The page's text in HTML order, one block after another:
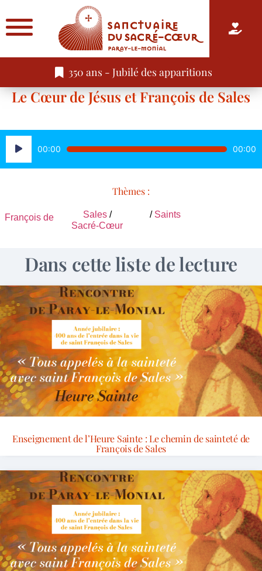
350 ans - Jubilé des apparitions
Le Cœur de Jésus et François de Sales
audio
00:00 00:00
Thèmes :
François de Sales/
Sacré-Cœur
/ Saints
Dans cette liste de lecture
Enseignement de l’Heure Sainte : Le chemin de sainteté de
François de Sales